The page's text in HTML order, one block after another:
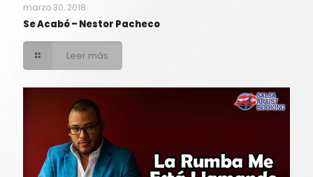
marzo 30, 2018
Se Acabó – Nestor Pacheco
Leer más